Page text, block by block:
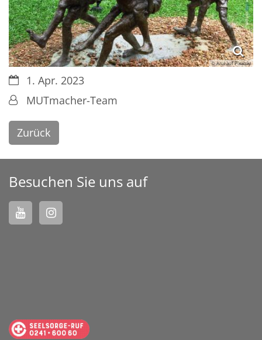
© Arul auf Pixabay
Datum:1. Apr. 2023
Von:MUTmacher-Team
Zurück
Besuchen Sie uns auf